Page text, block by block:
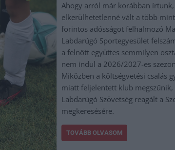
Ahogy arról már korábban írtunk,
elkerülhetetlenné vált a több
forintos adósságot felhalmozó
Labdarúgó Sportegyesület
a felnőtt együttes semmilyen
nem indul a 2026/2027-es
Miközben a költségvetési csalás
miatt feljelentett klub megszűnik,
Labdarúgó Szövetség reagált a
megkeresésére.
TOVÁBB OLVASOM